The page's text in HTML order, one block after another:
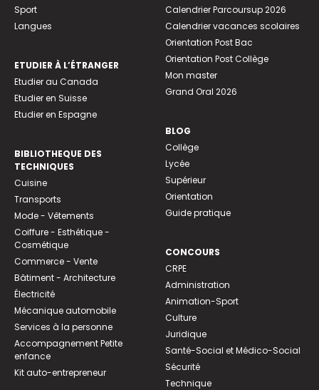
Sport
Langues
ETUDIER À L’ÉTRANGER
Etudier au Canada
Etudier en Suisse
Etudier en Espagne
BIBLIOTHEQUE DES
TECHNIQUES
Cuisine
Transports
Mode - Vêtements
Coiffure - Esthétique -
Cosmétique
Commerce - Vente
Bâtiment - Architecture
Électricité
Mécanique automobile
Services à la personne
Accompagnement Petite
enfance
Kit auto-entrepreneur
Calendrier Parcoursup 2026
Calendrier vacances scolaires
Orientation Post Bac
Orientation Post Collège
Mon master
Grand Oral 2026
BLOG
Collège
Lycée
Supérieur
Orientation
Guide pratique
CONCOURS
CRPE
Administration
Animation-Sport
Culture
Juridique
Santé-Social et Médico-Social
Sécurité
Technique